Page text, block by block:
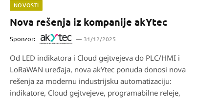
NOVOSTI
Nova rešenja iz kompanije akYtec
Sponzor: 31/12/2025
Od LED indikatora i Cloud gejtvejeva do PLC/HMI i
LoRaWAN uređaja, nova akYtec ponuda donosi nova
rešenja za modernu industrijsku automatizaciju:
indikatore, Cloud gejtvejeve, programabilne releje,